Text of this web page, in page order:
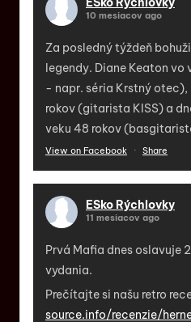
10 mesiacov ago
Za posledný týždeň
legendy. Diane Keaton vo
- napr. séria Krstný otec),
rokov (gitarista KISS) a
veku 48 rokov
View on Facebook · Share
ESko Rýchlovky
11 mesiacov ago
Prvá Mafia dnes oslavuje
vydania.
Prečítajte si našu retro
source.info/recenzie/